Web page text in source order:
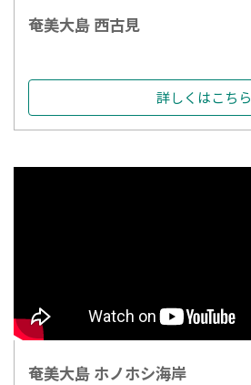
奄美大島 西古見
詳しくはこちら
奄美大島 ホノホシ海岸